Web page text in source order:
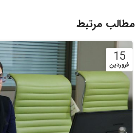
مطالب مرتبط
15
فروردین